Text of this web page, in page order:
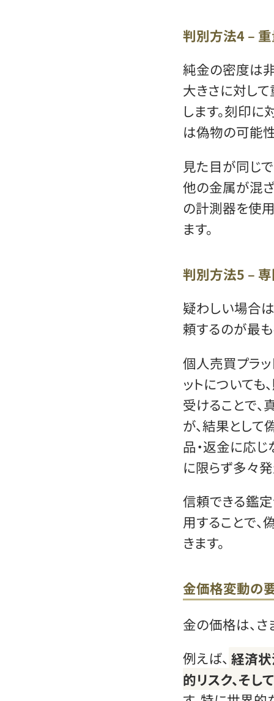
判別方法4 –
純金の密度は
大きさに対し
します。刻印
は偽物の可能
見た目が同じ
他の金属が混
の計測器を使
ます。
判別方法5 –
疑わしい場合
頼するのが最も
個人売買プラ
ットについて
受けることで
が、結果とし
品・返金に応
に限らず多々発
信頼できる鑑
用することで
きます。
金価格変動の
金の価格は、
例えば、 経済状
的リスク、そし